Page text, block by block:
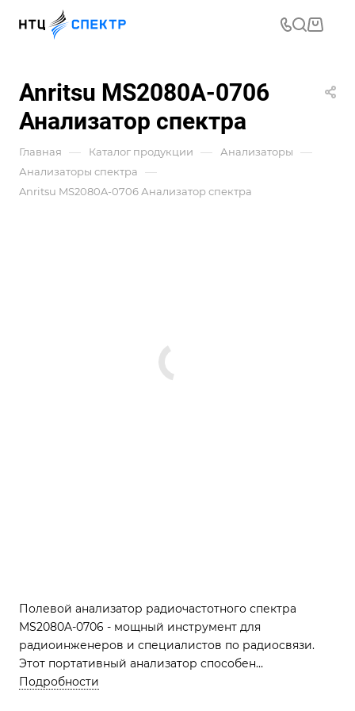
Anritsu MS2080A-0706
Анализатор спектра
Главная — Каталог продукции — Анализаторы —
Анализаторы спектра —
Anritsu MS2080A-0706 Анализатор спектра
Полевой анализатор радиочастотного спектра
MS2080A-0706 - мощный инструмент для
радиоинженеров и специалистов по радиосвязи.
Этот портативный анализатор способен
обнаруживать и анализировать радиочастотный
Подробности